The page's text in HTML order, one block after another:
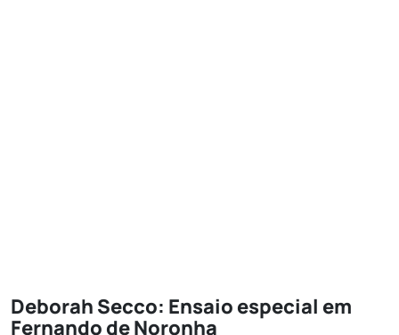
Deborah Secco: Ensaio especial em
Fernando de Noronha